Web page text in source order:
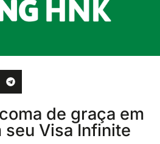
de graça em
Visa Infinite